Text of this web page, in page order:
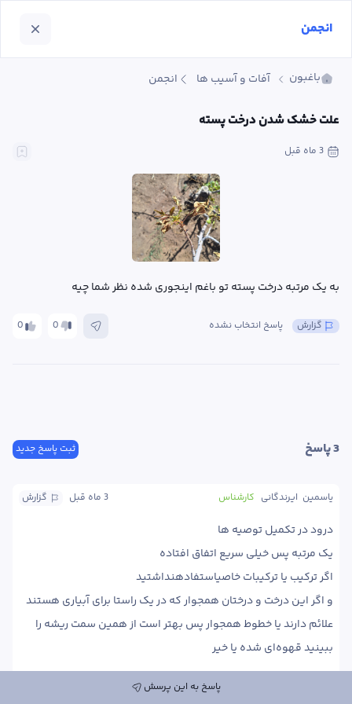
باغبون آفات و آسیب ها انجمن
علت خشک شدن درخت پسته
3 ماه قبل
به یک مرتبه درخت پسته تو باغم اینجوری شده نظر شما چیه
0 0 پاسخ انتخاب نشده گزارش
ثبت پاسخ جدید 3 پاسخ
گزارش 3 ماه قبل کارشناس یاسمین  ایرندگانی
ببینید قهوه‌ای شده یا خیر
پاسخ به این پرسش
انجمن